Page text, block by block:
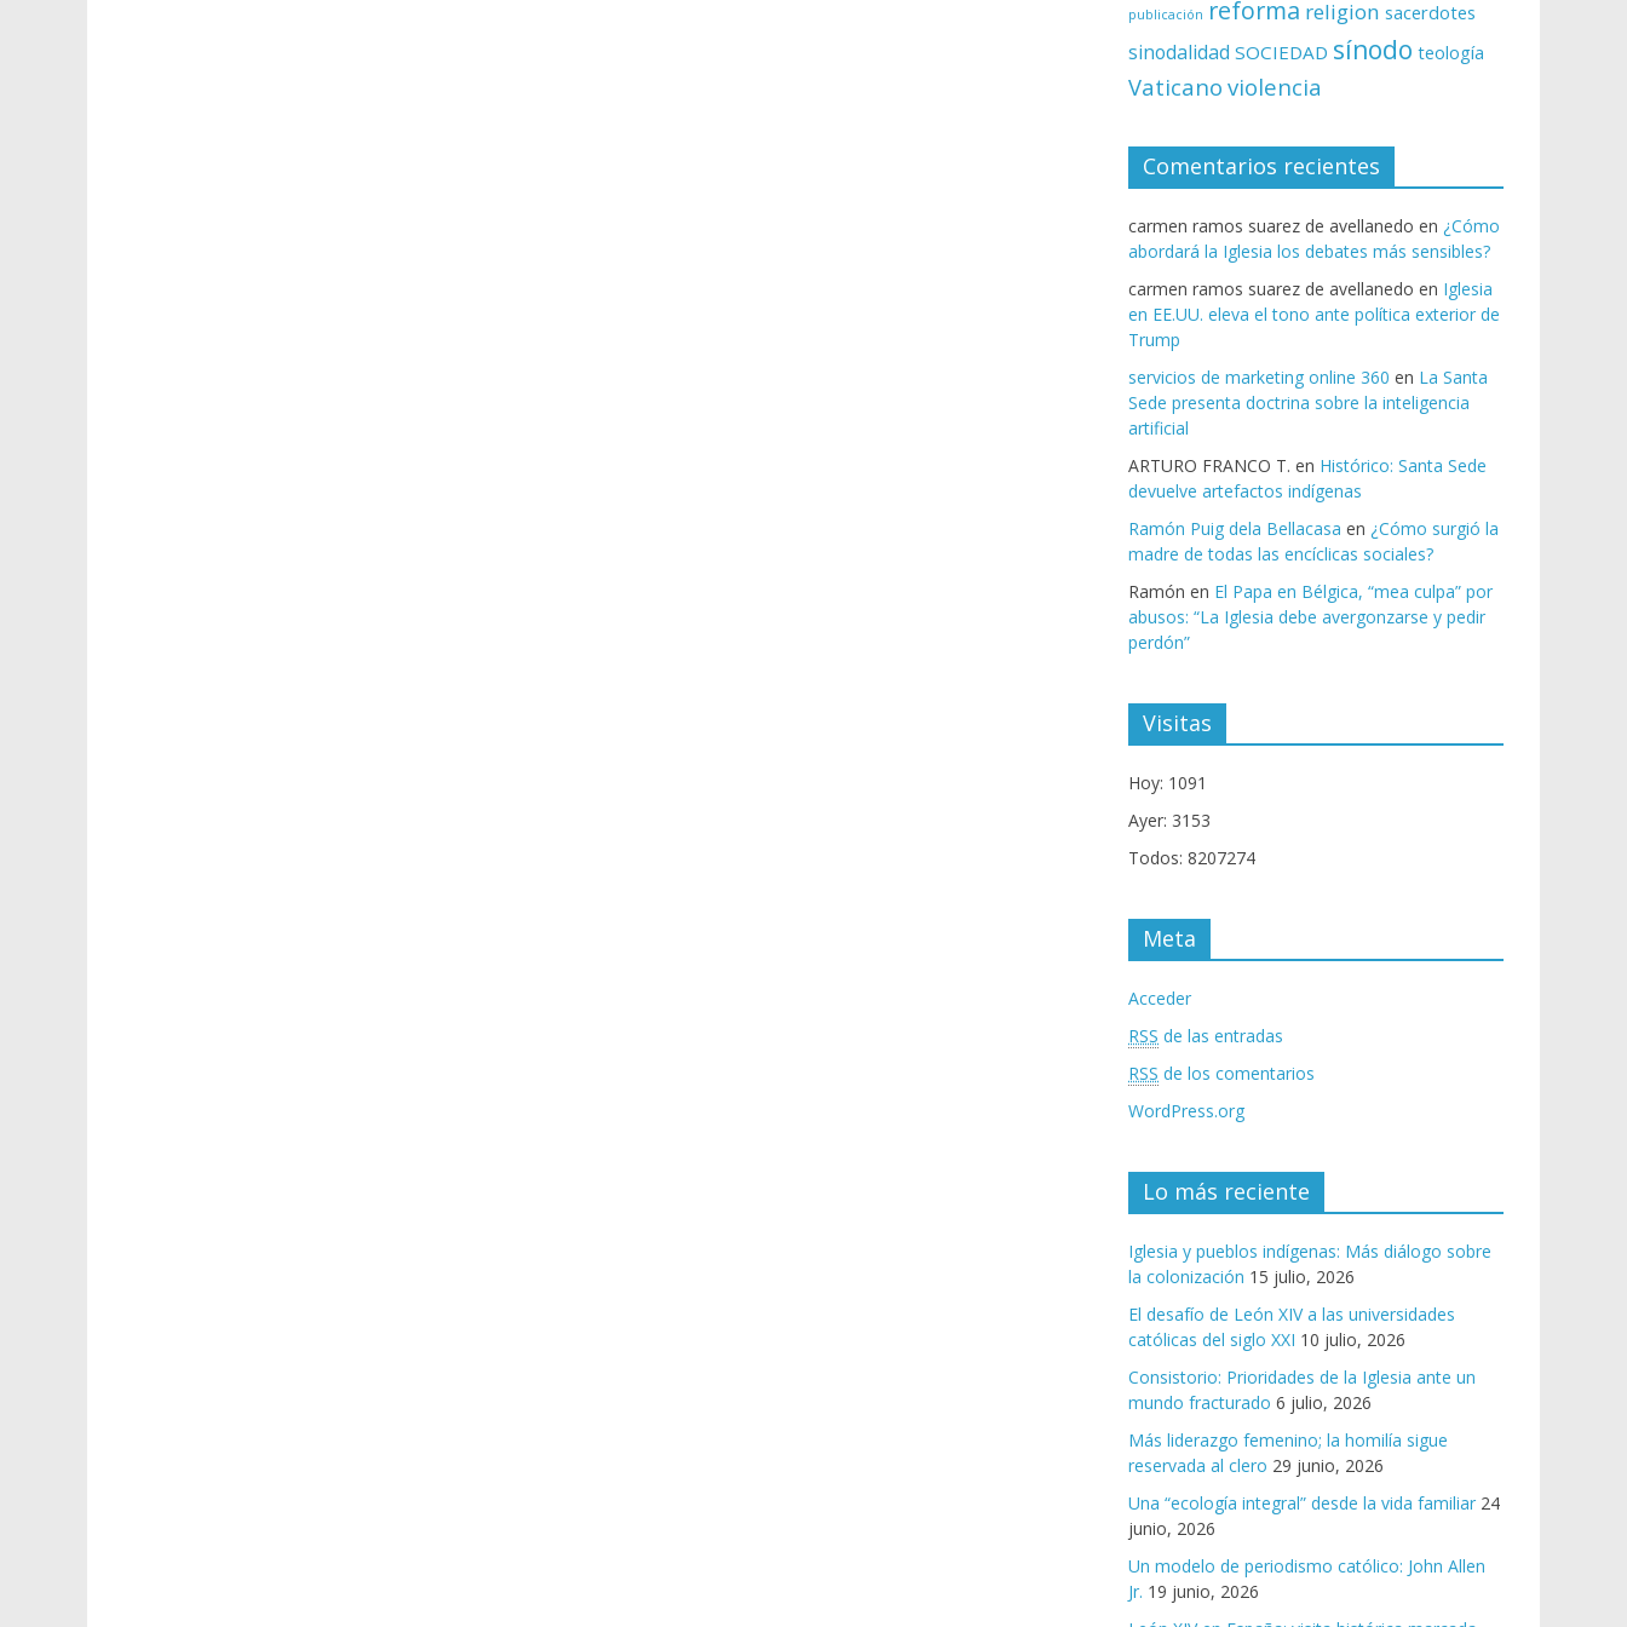
publicación reforma religion sacerdotes
sinodalidad SOCIEDAD sínodo teología
Vaticano violencia
Comentarios recientes
carmen ramos suarez de avellanedo en ¿Cómo
abordará la Iglesia los debates más sensibles?
carmen ramos suarez de avellanedo en Iglesia
en EE.UU. eleva el tono ante política exterior de
Trump
servicios de marketing online 360 en La Santa
Sede presenta doctrina sobre la inteligencia
artificial
ARTURO FRANCO T. en Histórico: Santa Sede
devuelve artefactos indígenas
Ramón Puig dela Bellacasa en ¿Cómo surgió la
madre de todas las encíclicas sociales?
Ramón en El Papa en Bélgica, “mea culpa” por
abusos: “La Iglesia debe avergonzarse y pedir
perdón”
Visitas
Hoy: 1091
Ayer: 3153
Todos: 8207274
Meta
Acceder
RSS de las entradas
RSS de los comentarios
WordPress.org
Lo más reciente
Iglesia y pueblos indígenas: Más diálogo sobre
la colonización 15 julio, 2026
El desafío de León XIV a las universidades
católicas del siglo XXI 10 julio, 2026
Consistorio: Prioridades de la Iglesia ante un
mundo fracturado 6 julio, 2026
Más liderazgo femenino; la homilía sigue
reservada al clero 29 junio, 2026
Una “ecología integral” desde la vida familiar 24
junio, 2026
Un modelo de periodismo católico: John Allen
Jr. 19 junio, 2026